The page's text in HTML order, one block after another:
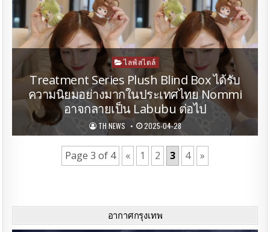
Posted
in
ไลฟ์สไตล์
Treatment Series Plush Blind Box ได้รับ
ความนิยมอย่างมากในประเทศไทย Nommi
อาจกลายเป็น Labubu ต่อไป
TH NEWS 2025-04-28
Page 3 of 4 « 1 2 3 4 »
อากาศกรุงเทพ